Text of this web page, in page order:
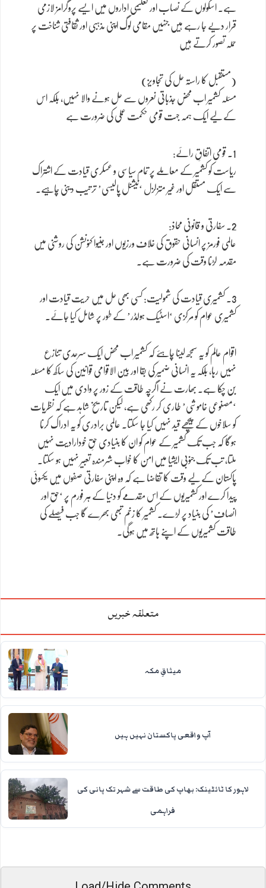
ہے۔ اسکولوں کے نصاب اور تعلیمی اداروں میں ایسے پروگرامز لازمی
قرار دیے جا رہے ہیں جنہیں مقامی لوگ اپنی مذہبی اور ثقافتی شناخت پر
حملہ تصور کرتے ہیں
(مستقبل کا راستہ حل کی تجاویز)
مسئلہ کشمیر اب محض جذباتی نعروں سے حل ہونے والا نہیں، بلکہ اس
کے لیے ایک ہمہ جہت قومی حکمت عملی کی ضرورت ہے
1. قومی اتفاقِ رائے:
ریاست کو کشمیر کے معاملے پر تمام سیاسی و عسکری قیادت کے اشتراک
سے ایک مستقل اور غیر متزلزل ‘نیشنل پالیسی’ ترتیب دینی چاہیے۔
2. سفارتی و قانونی محاذ:
عالمی فورمز پر انسانی حقوق کی خلاف ورزیوں اور جنیوا کنونشن کی روشنی میں
مقدمہ لڑنا وقت کی ضرورت ہے۔
3. کشمیری قیادت کی شمولیت: کسی بھی حل میں حریت قیادت اور
کشمیری عوام کو مرکزی ‘اسٹیک ہولڈر’ کے طور پر شامل کیا جائے۔
اقوام عالم کو یہ سمجھ لینا چاہئے کہ کشمیر اب محض ایک سرحدی تنازع
نہیں رہا، بلکہ یہ انسانی ضمیر کی بقا اور بین الاقوامی قوانین کی ساکھ کا مسئلہ
بن چکا ہے۔ بھارت نے اگرچہ طاقت کے زور پر وادی میں ایک
‘مصنوعی خاموشی’ طاری کر رکھی ہے، لیکن تاریخ شاہد ہے کہ نظریات
کو سلاخوں کے پیچھے قید نہیں کیا جا سکتا۔ عالمی برادری کو یہ ادراک کرنا
ہوگا کہ جب تک کشمیر کے عوام کو ان کا بنیادی حقِ خودارادیت نہیں
ملتا، تب تک جنوبی ایشیا میں امن کا خواب شرمندہ تعبیر نہیں ہو سکتا۔
پاکستان کے لیے وقت کا تقاضا ہے کہ وہ اپنی سفارتی صفوں میں یکسوئی
پیدا کرے اور کشمیریوں کے اس مقدمے کو دنیا کے ہر فورم پر ‘حق اور
انصاف’ کی بنیاد پر لڑے۔ کشمیر کا زخم تبھی بھرے گا جب فیصلے کی
طاقت کشمیریوں کے اپنے ہاتھ میں ہوگی۔
متعلقہ خبریں
میثاقِ مکہ
آپ واقعی پاکستان نہیں ہیں
لاہور کا ٹائٹینک: بھاپ کی طاقت سے شہر تک پانی کی
فراہمی